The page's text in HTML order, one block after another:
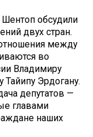
обсудили
двух стран.
между
во
Владимиру
Эрдогану.
депутатов —
главами
наших